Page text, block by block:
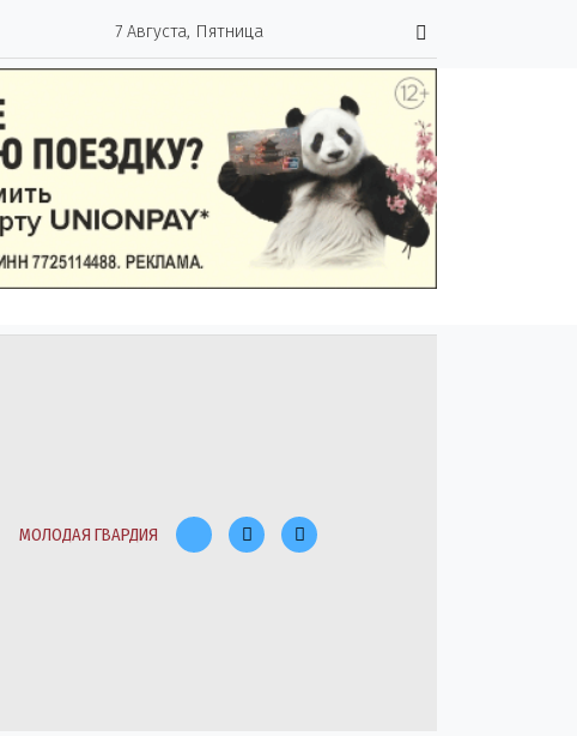
7 Августа, Пятница
МОЛОДАЯ ГВАРДИЯ